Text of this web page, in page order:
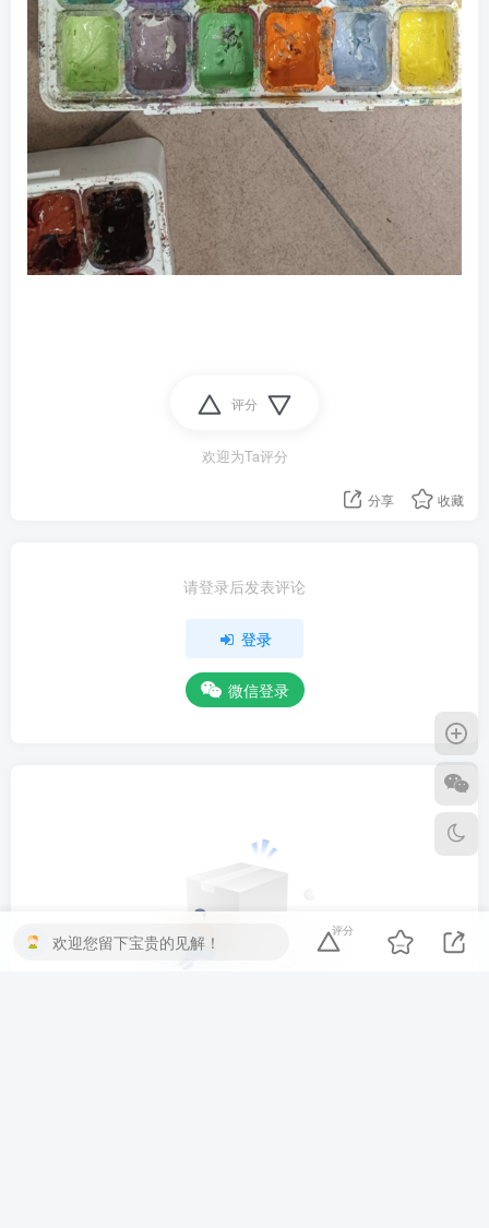
评分
欢迎为Ta评分
分享 收藏
请登录后发表评论
登录
微信登录
欢迎您留下宝贵的见解！
评分